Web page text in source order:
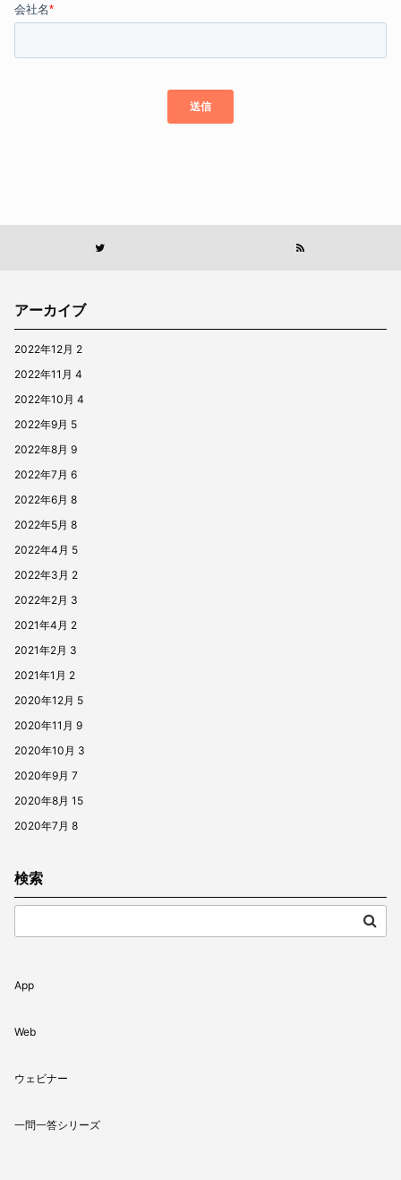
アーカイブ
2022年12月 2
2022年11月 4
2022年10月 4
2022年9月 5
2022年8月 9
2022年7月 6
2022年6月 8
2022年5月 8
2022年4月 5
2022年3月 2
2022年2月 3
2021年4月 2
2021年2月 3
2021年1月 2
2020年12月 5
2020年11月 9
2020年10月 3
2020年9月 7
2020年8月 15
2020年7月 8
検索
App
Web
ウェビナー
一問一答シリーズ